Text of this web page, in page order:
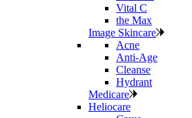
Vital C
the Max
Image Skincare
Acne
Anti‑Age
Cleanse
Hydrant
Medicare
Heliocare